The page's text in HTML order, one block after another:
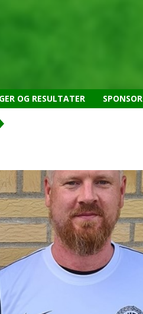
OG RESULTATER SPONSOR